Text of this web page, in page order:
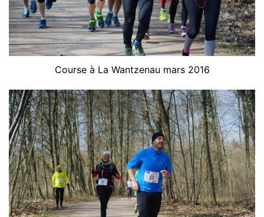
Course à La Wantzenau mars 2016